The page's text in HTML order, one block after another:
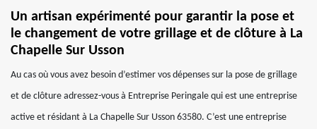
Un artisan expérimenté pour garantir la pose et
le changement de votre grillage et de clôture à La
Chapelle Sur Usson
Au cas où vous avez besoin d’estimer vos dépenses sur la pose de grillage
et de clôture adressez-vous à Entreprise Peringale qui est une entreprise
active et résidant à La Chapelle Sur Usson 63580. C’est une entreprise